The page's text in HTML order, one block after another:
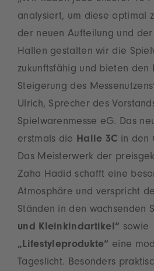
analysiert, um diese optimal
der neuen Aufteilung und
Hallen gestalten wir die
zukunftsfähig und bieten den
Steigerung des
Ulrich, Sprecher des
Spielwarenmesse eG. Das
erstmals die Halle 3C in den
Das Meisterwerk der
Zaha Hadid schafft eine
Atmosphäre und verspricht
Ständen in den wachsenden
und Kleinkindartikel“ sowie
„Lifestyleprodukte“ eine
Tageslicht. Besonders